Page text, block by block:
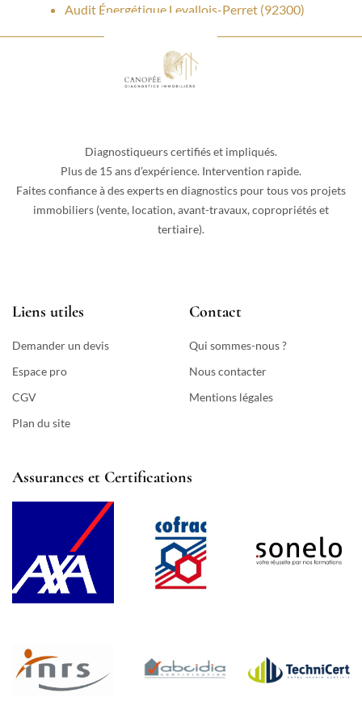
Audit Énergétique Levallois-Perret (92300)
Diagnostiqueurs certifiés et impliqués.
Plus de 15 ans d’expérience. Intervention rapide.
Faites confiance à des experts en diagnostics pour tous vos projets
immobiliers (vente, location, avant-travaux, copropriétés et
tertiaire).
Liens utiles
Demander un devis
Espace pro
CGV
Plan du site
Contact
Qui sommes-nous ?
Nous contacter
Mentions légales
Assurances et Certifications